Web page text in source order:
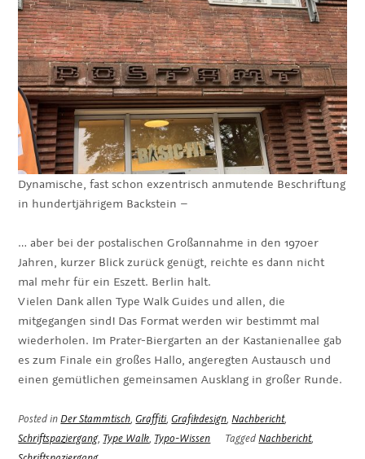
Dynamische, fast schon exzentrisch anmutende Beschriftung
in hundertjährigem Backstein –
… aber bei der postalischen Großannahme in den 1970er
Jahren, kurzer Blick zurück genügt, reichte es dann nicht
mal mehr für ein Eszett. Berlin halt.
Vielen Dank allen Type Walk Guides und allen, die
mitgegangen sind! Das Format werden wir bestimmt mal
wiederholen. Im Prater-Biergarten an der Kastanienallee gab
es zum Finale ein großes Hallo, angeregten Austausch und
einen gemütlichen gemeinsamen Ausklang in großer Runde.
Posted inDer Stammtisch,Graffiti,Grafikdesign,Nachbericht,
Schriftspaziergang, Type Walk, Typo-Wissen TaggedNachbericht,